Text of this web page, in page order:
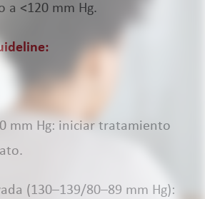
a <120 mm Hg.
mm Hg: iniciar tratamiento
(130–139/80–89 mm Hg):